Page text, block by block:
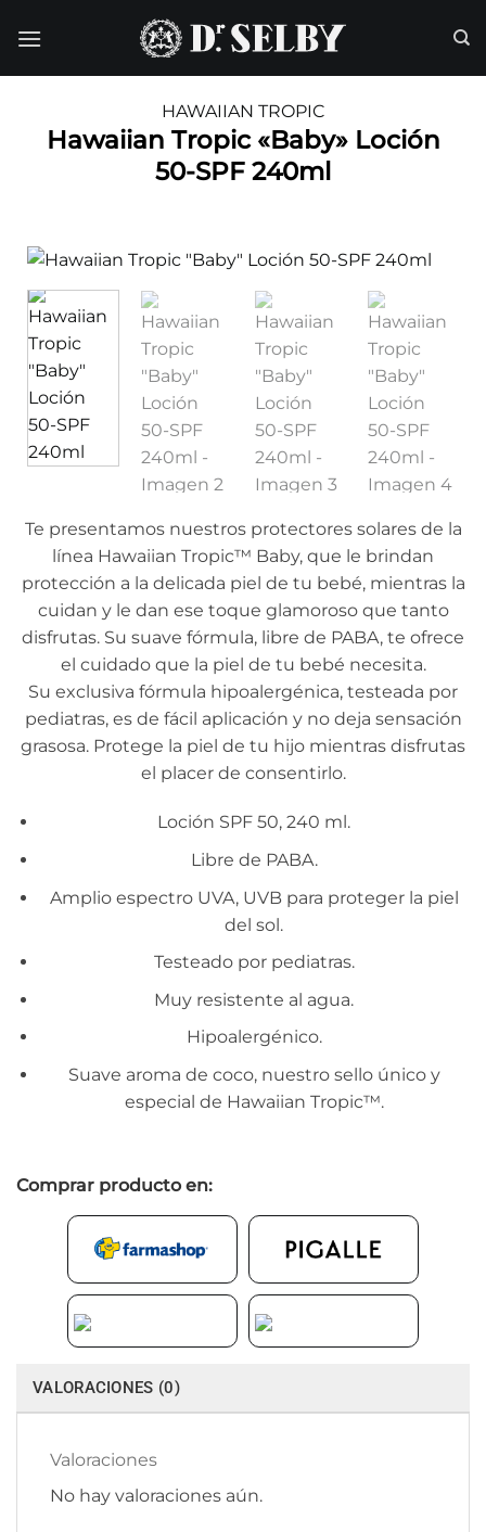
HAWAIIAN TROPIC
Hawaiian Tropic «Baby» Loción
50-SPF 240ml
Te presentamos nuestros protectores solares de la
línea Hawaiian Tropic™ Baby, que le brindan
protección a la delicada piel de tu bebé, mientras la
cuidan y le dan ese toque glamoroso que tanto
disfrutas. Su suave fórmula, libre de PABA, te ofrece
el cuidado que la piel de tu bebé necesita.
Su exclusiva fórmula hipoalergénica, testeada por
pediatras, es de fácil aplicación y no deja sensación
grasosa. Protege la piel de tu hijo mientras disfrutas
el placer de consentirlo.
Loción SPF 50, 240 ml.
Libre de PABA.
Amplio espectro UVA, UVB para proteger la piel
del sol.
Testeado por pediatras.
Muy resistente al agua.
Hipoalergénico.
Suave aroma de coco, nuestro sello único y
especial de Hawaiian Tropic™.
Comprar producto en:
VALORACIONES (0)
Valoraciones
No hay valoraciones aún.